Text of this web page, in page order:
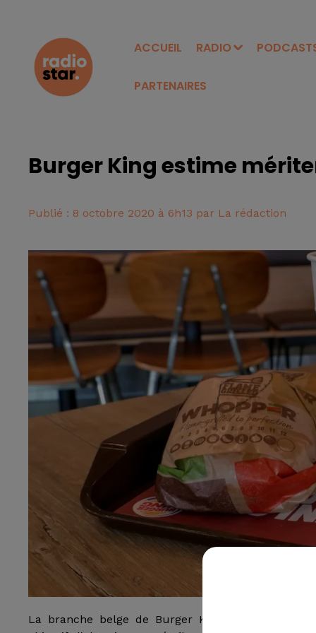
ACCUEIL RADIO
PARTENAIRES
Burger King estime
Publié : 8 octobre 2020 à 6h13 par La rédaction
La branche belge de Burger King a lancé une